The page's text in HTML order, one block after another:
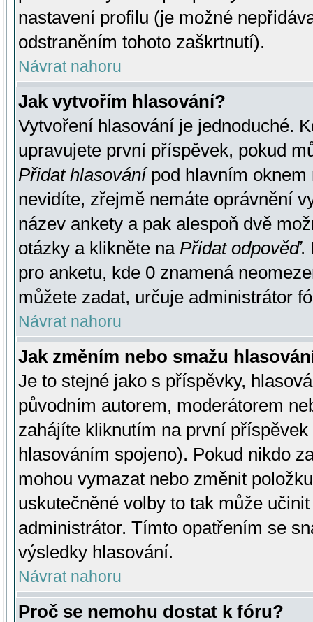
nastavení profilu (je možné
odstraněním tohoto zaškrtnutí).
Návrat nahoru
Jak vytvořím hlasování?
Vytvoření hlasování je jednoduché.
upravujete první příspěvek, pokud
Přidat hlasovánípod hlavním oknem
nevidíte, zřejmě nemáte oprávnění
název ankety a pak alespoň dvě
otázky a klikněte na Přidat odpověď.
pro anketu, kde 0 znamená
můžete zadat, určuje administrátor
Návrat nahoru
Jak změním nebo smažu
Je to stejné jako s příspěvky,
původním autorem, moderátorem
zahájíte kliknutím na první
hlasováním spojeno). Pokud nikdo
mohou vymazat nebo změnit
uskutečněné volby to tak může
administrátor. Tímto opatřením se
výsledky hlasování.
Návrat nahoru
Proč se nemohu dostat k fóru?